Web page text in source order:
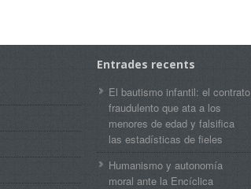
Entrades recents
El bautismo infantil: el contrato
fraudulento que ata a los
menores de edad y falsifica
las estadísticas de fieles
Humanismo y autonomía
moral ante la Encíclica